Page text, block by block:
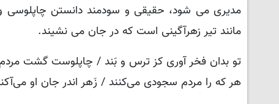
مدیری می شود، حقیقی و سودمند دانستن چاپلوسی و
مانند تیر زهرآگینی است که در جان می نشیند.
تو بدان فخر آوری کز ترس و بَند / چاپلوست گشت
هر که را مردم سجودی می‌کنند / زَهر اندر جان او